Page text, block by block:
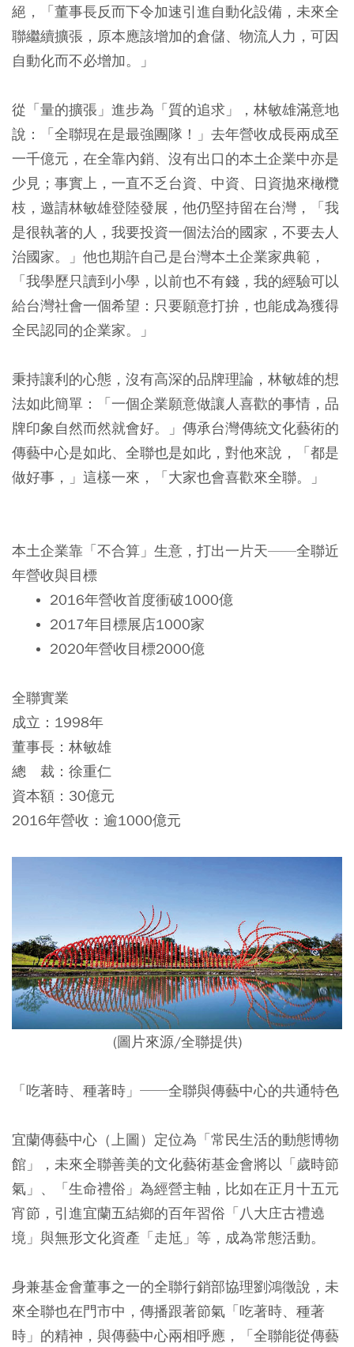
絕，「董事長反而下令加速引進自動化設備，未來全
聯繼續擴張，原本應該增加的倉儲、物流人力，可因
自動化而不必增加。」
從「量的擴張」進步為「質的追求」，林敏雄滿意地
說：「全聯現在是最強團隊！」去年營收成長兩成至
一千億元，在全靠內銷、沒有出口的本土企業中亦是
少見；事實上，一直不乏台資、中資、日資拋來橄欖
枝，邀請林敏雄登陸發展，他仍堅持留在台灣，「我
是很執著的人，我要投資一個法治的國家，不要去人
治國家。」他也期許自己是台灣本土企業家典範，
「我學歷只讀到小學，以前也不有錢，我的經驗可以
給台灣社會一個希望：只要願意打拚，也能成為獲得
全民認同的企業家。」
秉持讓利的心態，沒有高深的品牌理論，林敏雄的想
法如此簡單：「一個企業願意做讓人喜歡的事情，品
牌印象自然而然就會好。」傳承台灣傳統文化藝術的
傳藝中心是如此、全聯也是如此，對他來說，「都是
做好事，」這樣一來，「大家也會喜歡來全聯。」
本土企業靠「不合算」生意，打出一片天——全聯近
年營收與目標
2016年營收首度衝破1000億
2017年目標展店1000家
2020年營收目標2000億
全聯實業
成立：1998年
董事長：林敏雄
總 裁：徐重仁
資本額：30億元
2016年營收：逾1000億元
(圖片來源/全聯提供)
「吃著時、種著時」──全聯與傳藝中心的共通特色
宜蘭傳藝中心（上圖）定位為「常民生活的動態博物
館」，未來全聯善美的文化藝術基金會將以「歲時節
氣」、「生命禮俗」為經營主軸，比如在正月十五元
宵節，引進宜蘭五結鄉的百年習俗「八大庄古禮遶
境」與無形文化資產「走尪」等，成為常態活動。
身兼基金會董事之一的全聯行銷部協理劉鴻徵說，未
來全聯也在門市中，傳播跟著節氣「吃著時、種著
時」的精神，與傳藝中心兩相呼應，「全聯能從傳藝